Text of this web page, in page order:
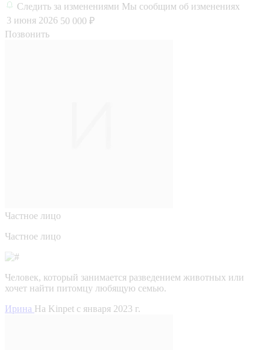
Следить за изменениями Мы сообщим об изменениях
3 июня 2026 50 000 ₽
Позвонить
Частное лицо
Частное лицо
Человек, который занимается разведением животных или
хочет найти питомцу любящую семью.
Ирина На Kinpet c января 2023 г.